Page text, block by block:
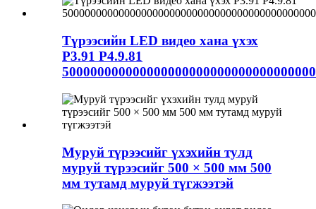
Түрээсийн LED видео хана үхэх
P3.91 P4.9.81
Муруй түрээсийг үхэхийн тулд
муруй түрээсийг 500 × 500 мм 500
мм тутамд муруй түгжээтэй